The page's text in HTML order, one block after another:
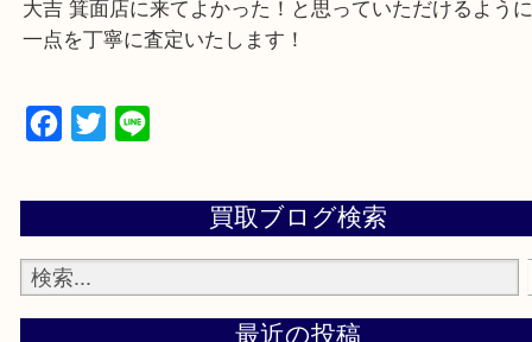
豊中市・茨木市・尼崎市
千里中央・北千里・南千里
・当店でよく聞くQ＆A